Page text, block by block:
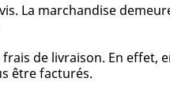
La marchandise
de livraison. En effet,
être facturés.